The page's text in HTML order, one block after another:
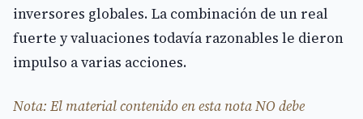
inversores globales. La combinación de un real
fuerte y valuaciones todavía razonables le dieron
impulso a varias acciones.
Nota: El material contenido en esta nota NO debe